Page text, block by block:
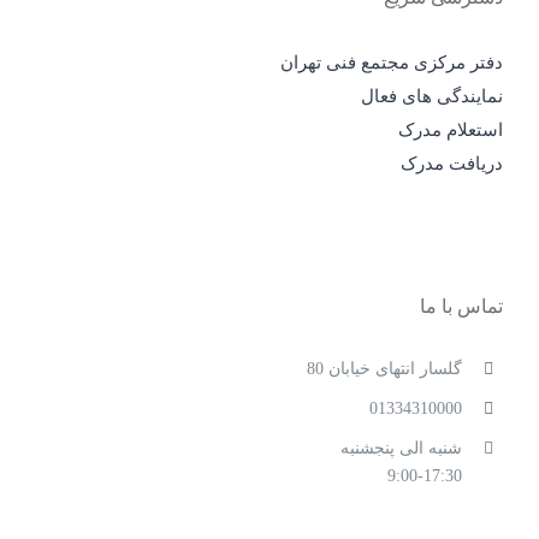
دفتر مرکزی مجتمع فنی تهران
نمایندگی های فعال
استعلام مدرک
دریافت مدرک
تماس با ما
گلسار انتهای خیابان 80
01334310000
شنبه الی پنجشنبه
9:00-17:30